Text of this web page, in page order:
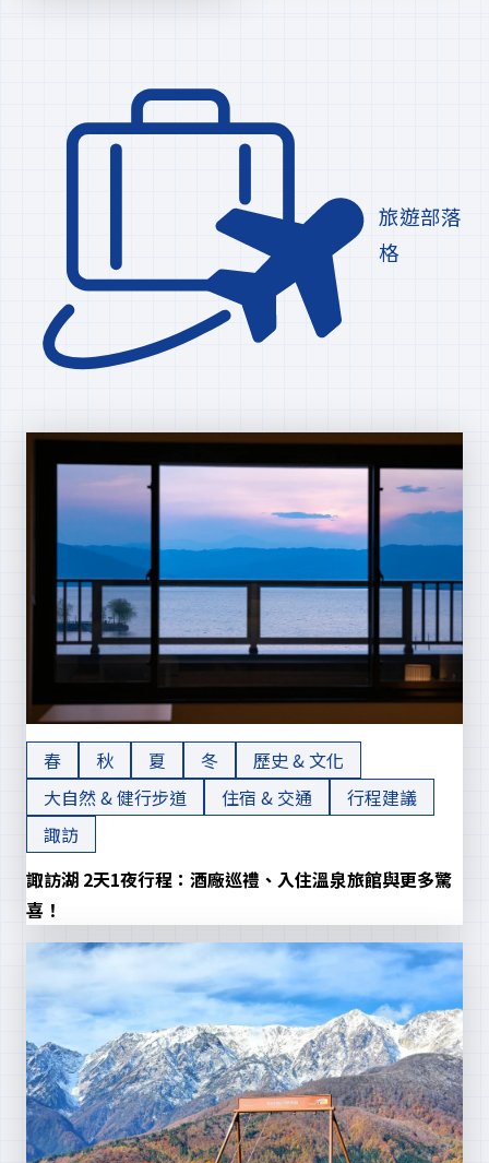
旅遊部落
格
春 秋 夏 冬
歷史 & 文化
大自然 & 健行步道
住宿 & 交通
行程建議
諏訪
諏訪湖 2天1夜行程：酒廠巡禮、入住溫泉旅館與更多驚
喜！